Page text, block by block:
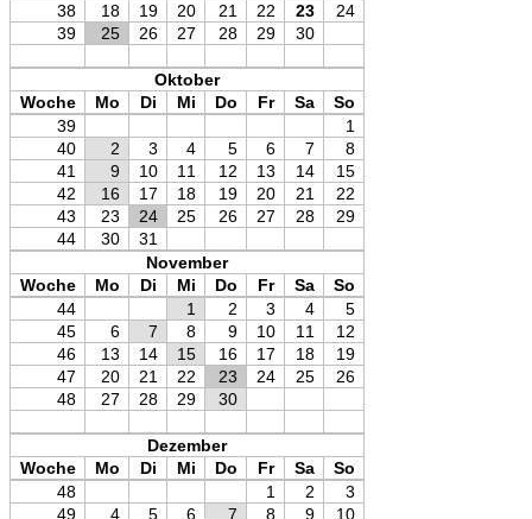
38
18 19 20 21 22 23
24
39
25 26 27 28 29 30
Oktober
Woche
Mo Di Mi Do Fr Sa
So
39
1
40
2 3 4 5 6 7
8
41
9 10 11 12 13 14
15
42
16 17 18 19 20 21
22
43
23 24 25 26 27 28
29
44
30
31
November
Woche
Mo Di Mi Do Fr Sa
So
44
1 2 3 4
5
45
6 7 8 9 10 11
12
46
13 14 15 16 17 18
19
47
20 21 22 23 24 25
26
48
27 28 29 30
Dezember
Woche
Mo Di Mi Do Fr Sa
So
48
1 2
3
49
4 5 6 7 8 9
10